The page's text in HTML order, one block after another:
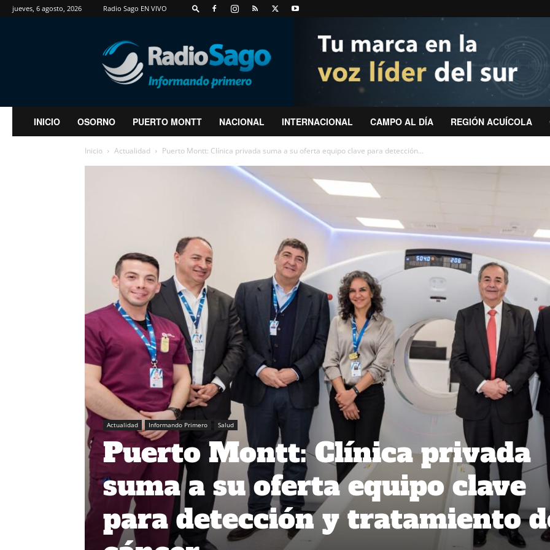
jueves, 6 agosto, 2026 Radio Sago EN VIVO
RadioSago
INICIO OSORNO PUERTO MONTT NACIONAL INTERNACIONAL CAMPO AL DÍA REGIÓN ACUÍCOLA
Inicio Actualidad Puerto Montt: Clínica privada suma a su oferta equipo clave para detección...
Actualidad Informando Primero Salud
Puerto Montt: Clínica privada
suma a su oferta equipo clave
para detección y tratamiento